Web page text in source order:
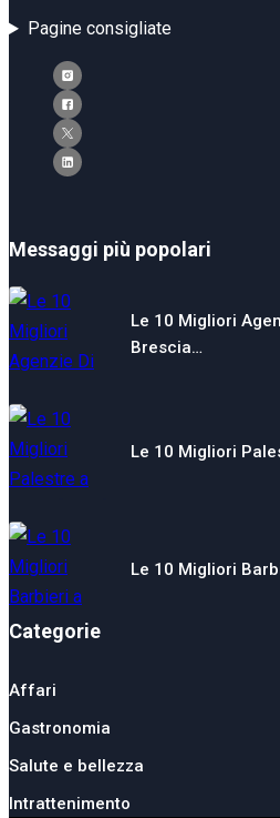
Pagine consigliate
Messaggi più popolari
Le 10 Migliori
Brescia…
Le 10 Migliori
Le 10 Migliori
Categorie
Affari
Gastronomia
Salute e bellezza
Intrattenimento